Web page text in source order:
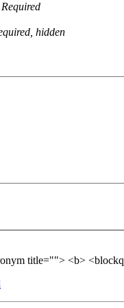
Required
hidden
title=""> <b>